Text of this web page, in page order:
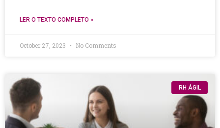
LER O TEXTO COMPLETO »
October 27, 2023 No Comments
RH ÁGIL